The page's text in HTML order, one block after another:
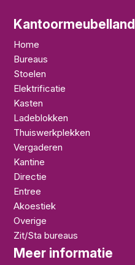
Kantoormeubelland
Home
Bureaus
Stoelen
Elektrificatie
Kasten
Ladeblokken
Thuiswerkplekken
Vergaderen
Kantine
Directie
Entree
Akoestiek
Overige
Zit/Sta bureaus
Meer informatie